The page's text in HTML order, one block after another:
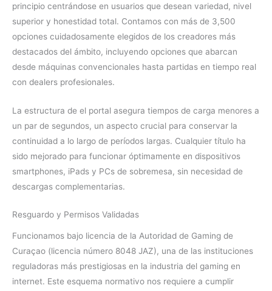
principio centrándose en usuarios que desean variedad, nivel
superior y honestidad total. Contamos con más de 3,500
opciones cuidadosamente elegidos de los creadores más
destacados del ámbito, incluyendo opciones que abarcan
desde máquinas convencionales hasta partidas en tiempo real
con dealers profesionales.
La estructura de el portal asegura tiempos de carga menores a
un par de segundos, un aspecto crucial para conservar la
continuidad a lo largo de períodos largas. Cualquier título ha
sido mejorado para funcionar óptimamente en dispositivos
smartphones, iPads y PCs de sobremesa, sin necesidad de
descargas complementarias.
Resguardo y Permisos Validadas
Funcionamos bajo licencia de la Autoridad de Gaming de
Curaçao (licencia número 8048 JAZ), una de las instituciones
reguladoras más prestigiosas en la industria del gaming en
internet. Este esquema normativo nos requiere a cumplir